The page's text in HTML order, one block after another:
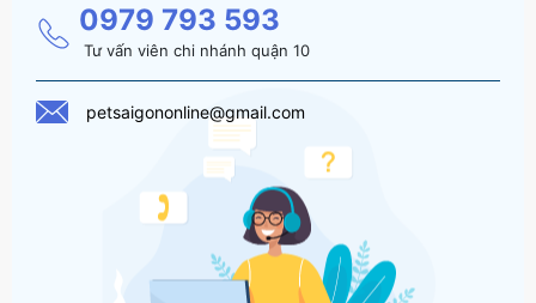
0979 793 593
Tư vấn viên chi nhánh quận 10
petsaigononline@gmail.com